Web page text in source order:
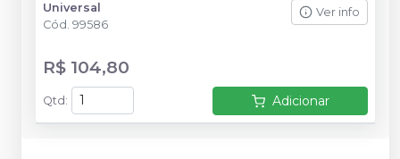
Universal
Cód. 99586
Ver info
R$ 104,80
Qtd : Adicionar